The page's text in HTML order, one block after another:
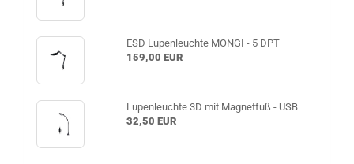
ESD Lupenleuchte MONGI - 5 DPT
159,00 EUR
Lupenleuchte 3D mit Magnetfuß - USB
32,50 EUR